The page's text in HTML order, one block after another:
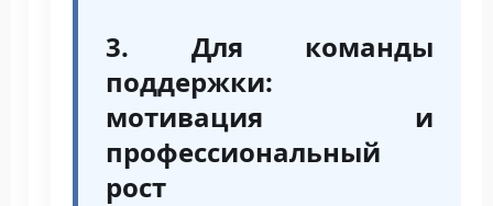
3. Для команды
поддержки:
мотивация и
профессиональный
рост